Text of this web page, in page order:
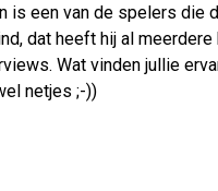
is een van de spelers die
dat heeft hij al meerdere
Wat vinden jullie
netjes ;-))